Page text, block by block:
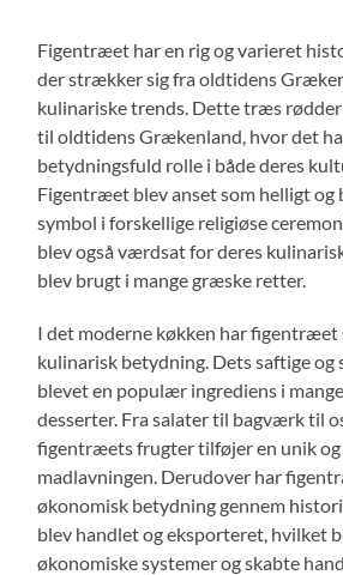
Figentræet har en rig og varieret
der strækker sig fra oldtidens
kulinariske trends. Dette træs
til oldtidens Grækenland, hvor det
betydningsfuld rolle i både deres
Figentræet blev anset som helligt og
symbol i forskellige religiøse
blev også værdsat for deres
blev brugt i mange græske retter.
I det moderne køkken har figentræet
kulinarisk betydning. Dets saftige og
blevet en populær ingrediens i
desserter. Fra salater til bagværk til
figentræets frugter tilføjer en unik og
madlavningen. Derudover har
økonomisk betydning gennem
blev handlet og eksporteret, hvilket
økonomiske systemer og skabte